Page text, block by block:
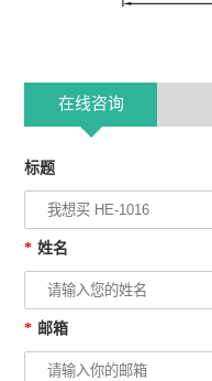
在线咨询
标题
* 姓名
* 邮箱